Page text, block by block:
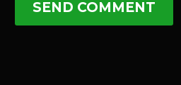
SEND COMMENT